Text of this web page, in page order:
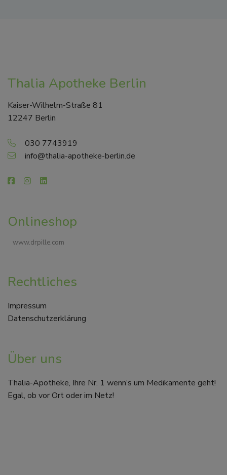
Thalia Apotheke Berlin
Kaiser-Wilhelm-Straße 81
12247 Berlin
030 7743919
info@thalia-apotheke-berlin.de
Onlineshop
www.drpille.com
Rechtliches
Impressum
Datenschutzerklärung
Über uns
Thalia-Apotheke, Ihre Nr. 1 wenn‘s um Medikamente geht!
Egal, ob vor Ort oder im Netz!